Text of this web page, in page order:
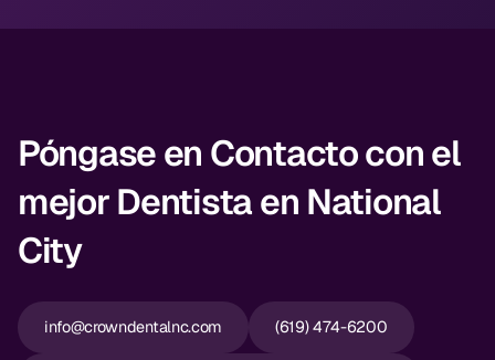
Póngase en Contacto con el
mejor Dentista en National
City
info@crowndentalnc.com (619) 474-6200